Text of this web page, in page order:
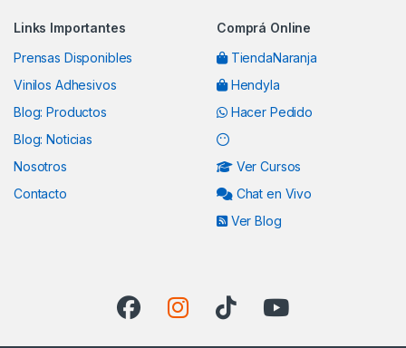
Links Importantes
Prensas Disponibles
Vinilos Adhesivos
Blog: Productos
Blog: Noticias
Nosotros
Contacto
Comprá Online
TiendaNaranja
Hendyla
Hacer Pedido
Ver Cursos
Chat en Vivo
Ver Blog